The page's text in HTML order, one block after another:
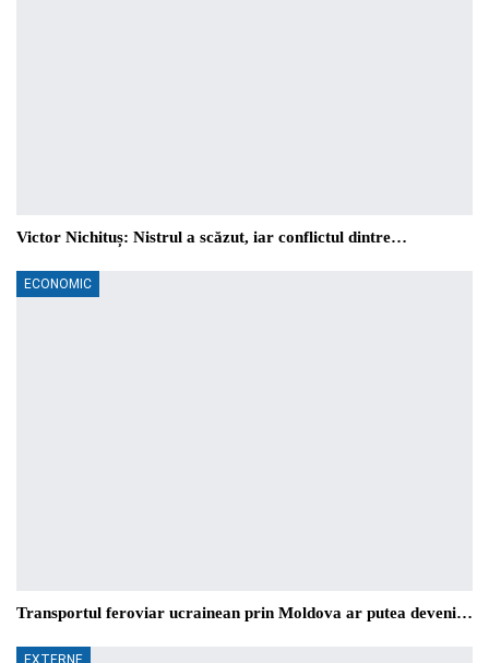
Victor Nichituș: Nistrul a scăzut, iar conflictul dintre…
ECONOMIC
Transportul feroviar ucrainean prin Moldova ar putea deveni…
EXTERNE